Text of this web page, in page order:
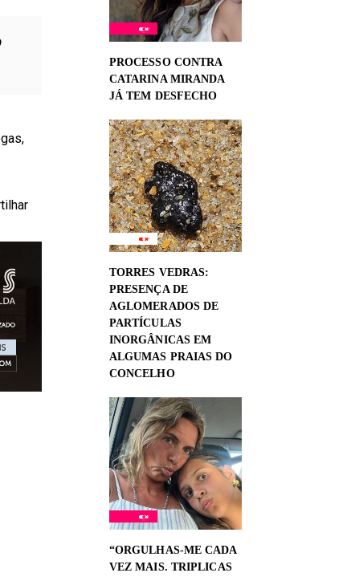
PROCESSO CONTRA
CATARINA MIRANDA
JÁ TEM DESFECHO
TORRES VEDRAS:
PRESENÇA DE
AGLOMERADOS DE
PARTÍCULAS
INORGÂNICAS EM
ALGUMAS PRAIAS DO
CONCELHO
“ORGULHAS-ME CADA
VEZ MAIS. TRIPLICAS